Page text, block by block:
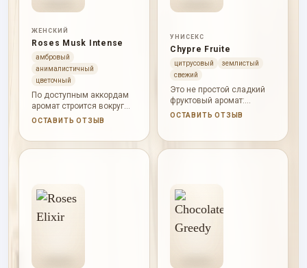
ЖЕНСКИЙ
Roses Musk Intense
амбровый
анималистичный
цветочный
По доступным аккордам
аромат строится вокруг
розового, мускусного и
теплой амбровой
глубиной.
ОСТАВИТЬ ОТЗЫВ
УНИСЕКС
Chypre Fruite
цитрусовый
землистый
свежий
Это не простой сладкий
фруктовый аромат:
мшистый и землистый
древесность удерживает
ОСТАВИТЬ ОТЗЫВ